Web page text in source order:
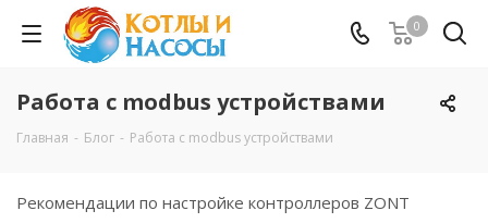
0
Работа с modbus устройствами
Главная - Блог - Работа с modbus устройствами
Рекомендации по настройке контроллеров ZONT